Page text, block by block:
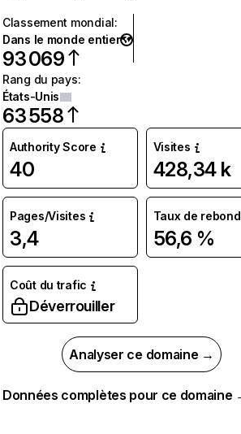
Classement mondial:
Dans le monde entier
93 069
Rang du pays:
États-Unis
63 558
Authority Score
40
Visites
428,34 k
Pages/Visites
3,4
Taux de rebond
56,6 %
Coût du trafic
Déverrouiller
Analyser ce domaine →
Données complètes pour ce domaine